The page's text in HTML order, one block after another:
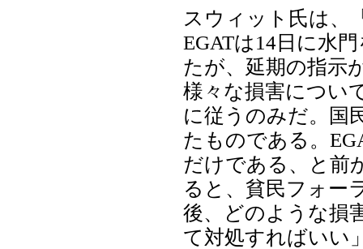
スウィット氏は、
EGATは14日に水
たが、延期の指示
様々な損害につい
に従うのみだ。国
たものである。
だけである、と前
ると、貧民フォー
後、どのような損
て対処すればいい